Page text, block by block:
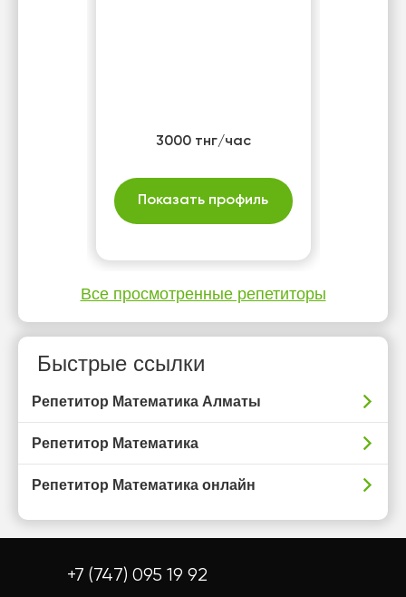
3000 тнг/час
Показать профиль
Все просмотренные репетиторы
Быстрые ссылки
Репетитор Математика Алматы
Репетитор Математика
Репетитор Математика онлайн
+7 (747) 095 19 92